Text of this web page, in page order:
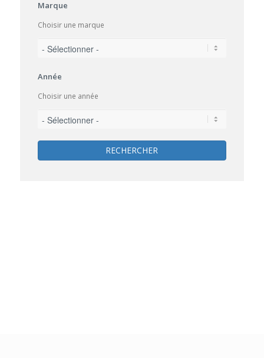
Marque
Choisir une marque
Année
Choisir une année
RECHERCHER